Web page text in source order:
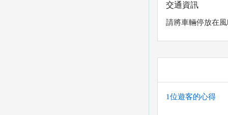
交通資訊
請將車輛停放在
1位遊客的心得